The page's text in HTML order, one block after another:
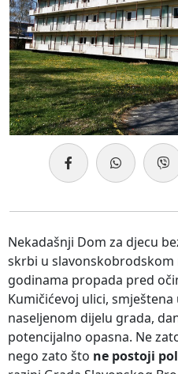
Nekadašnji Dom za djecu
skrbi u slavonskobrodskom
godinama propada pred
Kumičićevoj ulici,
naseljenom dijelu grada,
potencijalno opasna. Ne
nego zato što ne postoji